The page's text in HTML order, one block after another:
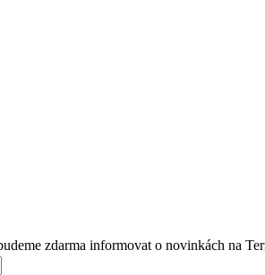
zdarma informovat o novinkách na